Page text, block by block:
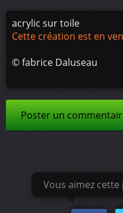
acrylic sur toile
Cette création est en
©fabrice Daluseau
Poster un
Vous aimez